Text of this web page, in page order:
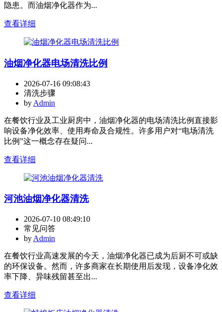
隐患。而油烟净化器作为...
查看详细
油烟净化器电场清洗比例
2026-07-16 09:08:43
清洗步骤
by Admin
在餐饮行业及工业厨房中，油烟净化器的电场清洗比例直接影
响设备净化效率、使用寿命及合规性。许多用户对“电场清洗
比例”这一概念存在疑问...
查看详细
河池油烟净化器清洗
2026-07-10 08:49:10
常见问答
by Admin
在餐饮行业高速发展的今天，油烟净化器已成为后厨不可或缺
的环保设备。然而，许多商家在长期使用后发现，设备净化效
率下降、异味残留甚至出...
查看详细